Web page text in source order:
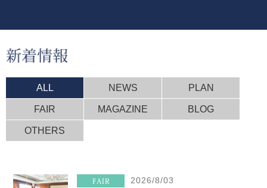
ALL NEWS PLAN
FAIR MAGAZINE BLOG
OTHERS
2026/8/03